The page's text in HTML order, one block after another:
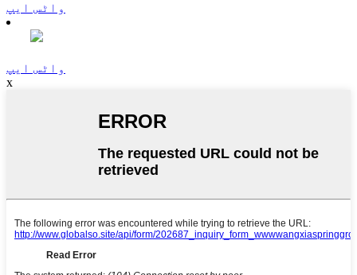
واٹس ایپ
واٹس ایپ
x